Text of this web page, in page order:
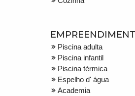
Piscina adulta
Piscina infantil
Piscina térmica
Espelho d' água
Academia